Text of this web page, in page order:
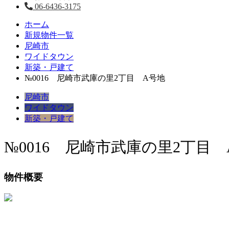
06-6436-3175
ホーム
新規物件一覧
尼崎市
ワイドタウン
新築・戸建て
№0016 尼崎市武庫の里2丁目 A号地
尼崎市
ワイドタウン
新築・戸建て
№0016 尼崎市武庫の里2丁目
物件概要